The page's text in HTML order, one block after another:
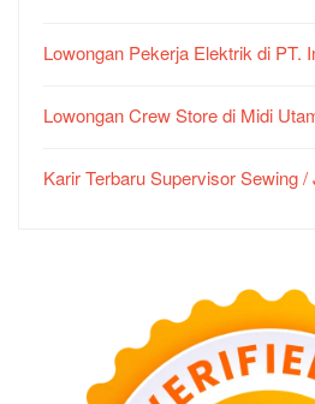
Lowongan Pekerja Elektrik di PT.
Lowongan Crew Store di Midi
Karir Terbaru Supervisor Sewing